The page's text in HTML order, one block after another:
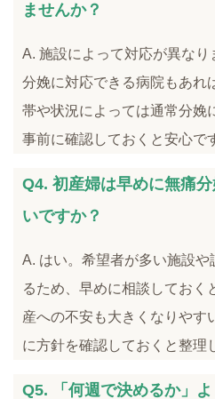
ませんか？
A. 施設によって対応が異な
分娩に対応できる病院もあれ
帯や状況によっては通常分娩
事前に確認しておくと安心で
Q4. 初産婦は早めに無痛
いですか？
A. はい。希望者が多い施設
るため、早めに相談しておく
産への不安も大きくなりやす
に方針を確認しておくと整理
Q5. 「何週で決めるか」